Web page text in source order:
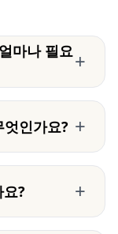
마나 필요+
인가요? +
? +